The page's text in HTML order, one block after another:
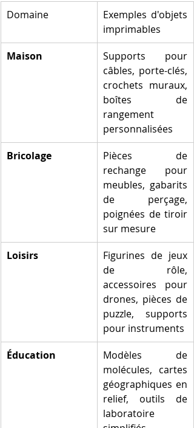
Domaine
Exemples d'objets
imprimables
Maison
Supports pour
câbles, porte-clés,
crochets muraux,
boîtes de
rangement
personnalisées
Bricolage
Pièces de
rechange pour
meubles, gabarits
de perçage,
poignées de tiroir
sur mesure
Loisirs
Figurines de jeux
de rôle,
accessoires pour
drones, pièces de
puzzle, supports
pour instruments
Éducation
Modèles de
molécules, cartes
géographiques en
relief, outils de
laboratoire